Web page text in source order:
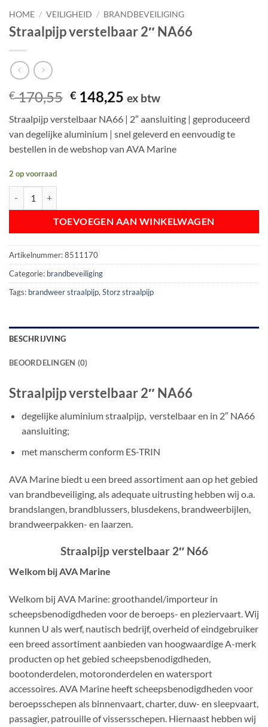
HOME / VEILIGHEID / BRANDBEVEILIGING
Straalpijp verstelbaar 2″ NA66
€170,55 Oorspronkelijke
was:
€ 170,55.
€ 148,25 Huidige
is:
€ 148,25.
ex btw
Straalpijp verstelbaar NA66 | 2″ aansluiting | geproduceerd
van degelijke aluminium | snel geleverd en eenvoudig te
bestellen in de webshop van AVA Marine
2 op voorraad
TOEVOEGEN AAN WINKELWAGEN
Artikelnummer:8511170
Categorie: brandbeveiliging
Tags: brandweer straalpijp,Storz straalpijp
BESCHRIJVING
BEOORDELINGEN (0)
Straalpijp verstelbaar 2″ NA66
degelijke aluminium straalpijp, verstelbaar en in 2″ NA66
aansluiting;
met manscherm conform ES-TRIN
AVA Marine biedt u een breed assortiment aan op het gebied
van brandbeveiliging, als adequate uitrusting hebben wij o.a.
brandslangen, brandblussers, blusdekens, brandweerbijlen,
brandweerpakken- en laarzen.
Straalpijp verstelbaar 2″ N66
Welkom bij AVA Marine
Welkom bij AVA Marine: groothandel/importeur in
scheepsbenodigdheden voor de beroeps- en pleziervaart. Wij
kunnen U als werf, nautisch bedrijf, overheid of eindgebruiker
een breed assortiment aanbieden van hoogwaardige A-merk
producten op het gebied scheepsbenodigdheden,
bootonderdelen, motoronderdelen en watersport
accessoires. AVA Marine heeft scheepsbenodigdheden voor
beroepsschepen als binnenvaart, charter, duw- en sleepvaart,
passagier, patrouille of vissersschepen. Hiernaast hebben wij